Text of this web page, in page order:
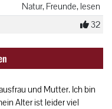
Natur, Freunde, lesen
32
und Mutter. Ich bin
Alter ist leider viel